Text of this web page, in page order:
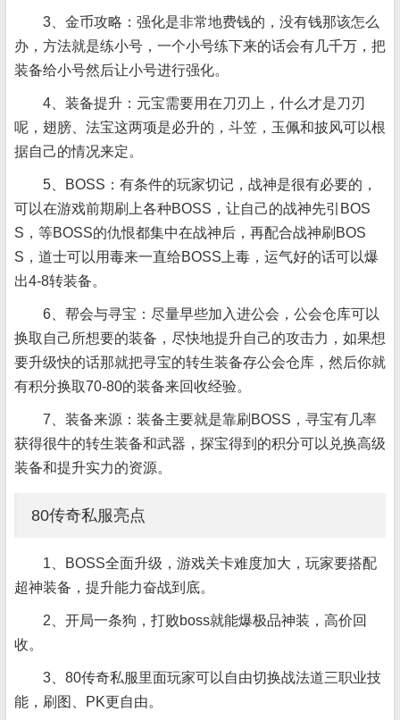
3、金币攻略：强化是非常地费钱的，没有钱那该怎么
办，方法就是练小号，一个小号练下来的话会有几千万，把
装备给小号然后让小号进行强化。
4、装备提升：元宝需要用在刀刃上，什么才是刀刃
呢，翅膀、法宝这两项是必升的，斗笠，玉佩和披风可以根
据自己的情况来定。
5、BOSS：有条件的玩家切记，战神是很有必要的，
可以在游戏前期刷上各种BOSS，让自己的战神先引BOS
S，等BOSS的仇恨都集中在战神后，再配合战神刷BOS
S，道士可以用毒来一直给BOSS上毒，运气好的话可以爆
出4-8转装备。
6、帮会与寻宝：尽量早些加入进公会，公会仓库可以
换取自己所想要的装备，尽快地提升自己的攻击力，如果想
要升级快的话那就把寻宝的转生装备存公会仓库，然后你就
有积分换取70-80的装备来回收经验。
7、装备来源：装备主要就是靠刷BOSS，寻宝有几率
获得很牛的转生装备和武器，探宝得到的积分可以兑换高级
装备和提升实力的资源。
80传奇私服亮点
1、BOSS全面升级，游戏关卡难度加大，玩家要搭配
超神装备，提升能力奋战到底。
2、开局一条狗，打败boss就能爆极品神装，高价回
收。
3、80传奇私服里面玩家可以自由切换战法道三职业技
能，刷图、PK更自由。